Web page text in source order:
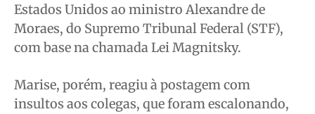
Estados Unidos ao ministro Alexandre de
Moraes, do Supremo Tribunal Federal (STF),
com base na chamada Lei Magnitsky.
Marise, porém, reagiu à postagem com
insultos aos colegas, que foram escalonando,